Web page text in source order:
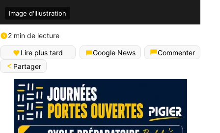
Image d'illustration
2 min de lecture
Lire plus tard Google News
Commenter
Partager